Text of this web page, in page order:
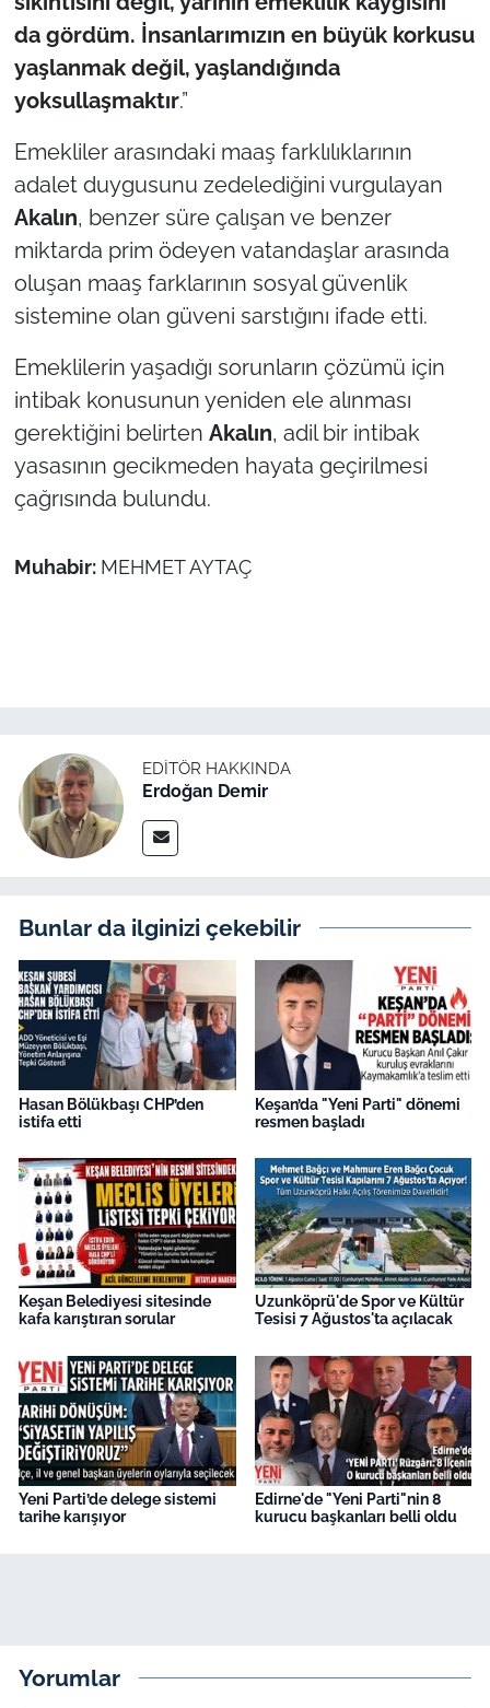
da gördüm. İnsanlarımızın en büyük korkusu
yaşlanmak değil, yaşlandığında
yoksullaşmaktır.”
Emekliler arasındaki maaş farklılıklarının
adalet duygusunu zedelediğini vurgulayan
Akalın, benzer süre çalışan ve benzer
miktarda prim ödeyen vatandaşlar arasında
oluşan maaş farklarının sosyal güvenlik
sistemine olan güveni sarstığını ifade etti.
Emeklilerin yaşadığı sorunların çözümü için
intibak konusunun yeniden ele alınması
gerektiğini belirten Akalın, adil bir intibak
yasasının gecikmeden hayata geçirilmesi
çağrısında bulundu.
Muhabir: MEHMET AYTAÇ
EDITÖR HAKKINDA
Erdoğan Demir
Bunlar da ilginizi çekebilir
Hasan Bölükbaşı CHP’den
istifa etti
Keşan’da "Yeni Parti" dönemi
resmen başladı
Keşan Belediyesi sitesinde
kafa karıştıran sorular
Uzunköprü'de Spor ve Kültür
Tesisi 7 Ağustos'ta açılacak
Yeni Parti’de delege sistemi
tarihe karışıyor
Edirne'de "Yeni Parti"nin 8
kurucu başkanları belli oldu
Yorumlar